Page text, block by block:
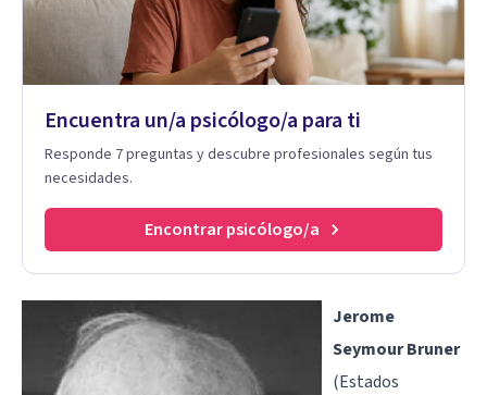
Encuentra un/a psicólogo/a para ti
Responde 7 preguntas y descubre profesionales según tus
necesidades.
Encontrar psicólogo/a
Jerome
Seymour Bruner
(Estados